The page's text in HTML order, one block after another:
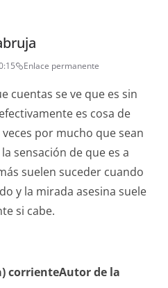
Enlace permanente
cuentas se ve que es sin
es cosa de
por mucho que sean
sensación de que es a
suelen suceder cuando
y la mirada asesina suele
si cabe.
corrienteAutor de la